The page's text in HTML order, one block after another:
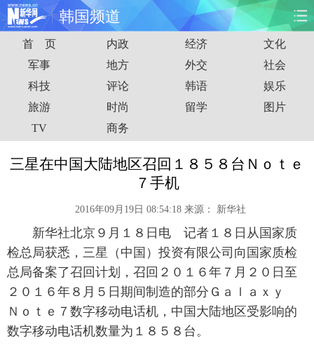
韩国频道
首页 时政 国际 财经
娱乐 体育 人事 教育
时尚 思客
港澳 台湾 华人 汽车
图片 视频 彩票 食品
旅游 健康 信息化 数据
公益 军事 无人机
富媒体 摄影
首 页 内政 经济
文化
军事
地方 外交
社会
科技
评论 韩语
娱乐
旅游
时尚 留学
图片
TV
商务
三星在中国大陆地区召回１８５８台Ｎｏｔｅ
７手机
2016年09月19日 08:54:18 来源： 新华社
新华社北京９月１８日电 记者１８日从国家质
检总局获悉，三星（中国）投资有限公司向国家质检
总局备案了召回计划，召回２０１６年７月２０日至
２０１６年８月５日期间制造的部分Ｇａｌａｘｙ
Ｎｏｔｅ７数字移动电话机，中国大陆地区受影响的
数字移动电话机数量为１８５８台。